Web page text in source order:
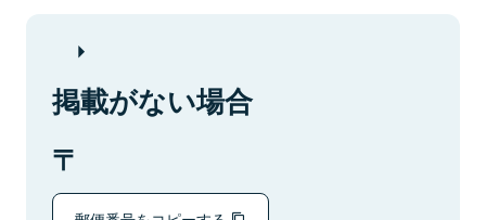
掲載がない場合